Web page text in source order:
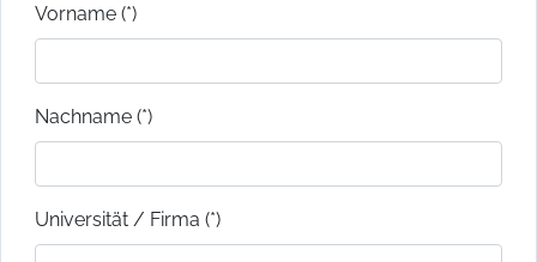
Vorname (*)
Nachname (*)
Universität / Firma (*)